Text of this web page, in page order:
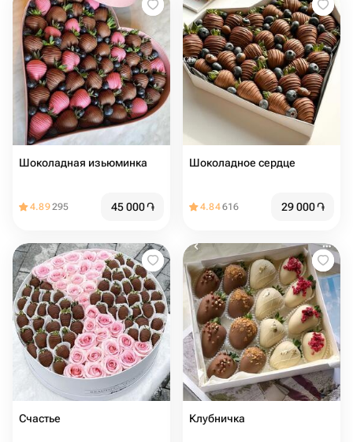
Шоколадная изьюминка
4.89295 45 000֏
Шоколадное сердце
4.84616 29 000֏
Счастье Клубничка